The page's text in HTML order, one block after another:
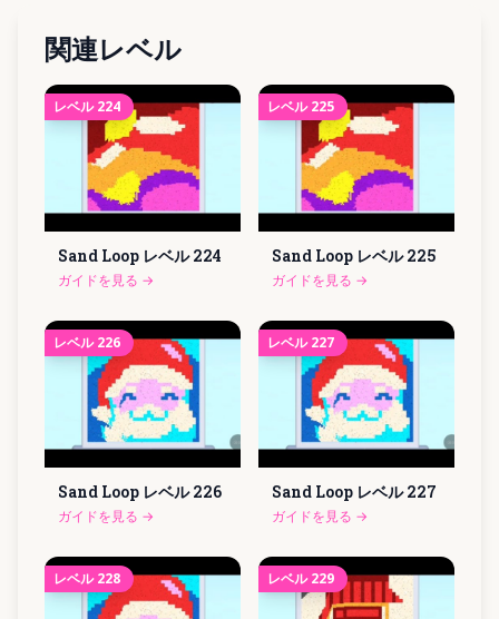
関連レベル
レベル 224
Sand Loop レベル 224
ガイドを見る →
レベル 225
Sand Loop レベル 225
ガイドを見る →
レベル 226
Sand Loop レベル 226
ガイドを見る →
レベル 227
Sand Loop レベル 227
ガイドを見る →
レベル 228 レベル 229